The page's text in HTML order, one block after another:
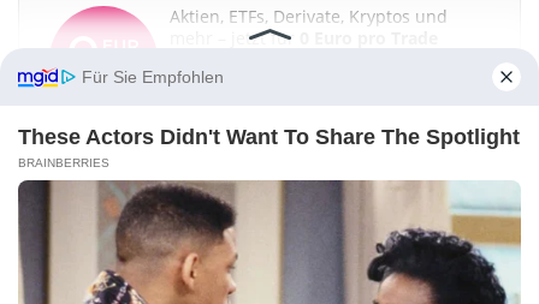
Aktien, ETFs, Derivate, Kryptos und
mehr – jetzt für
JETZT INFORMIEREN
Für Sie Empfohlen
These Actors Didn't Want To Share The Spotlight
BRAINBERRIES